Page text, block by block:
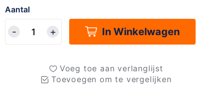
Aantal
In Winkelwagen
Voeg toe aan verlanglijst
Toevoegen om te vergelijken